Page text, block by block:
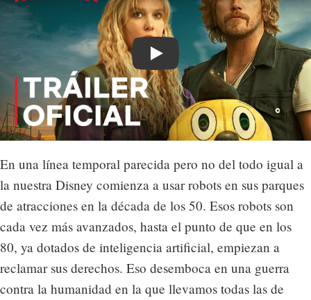
Play
En una línea temporal parecida pero no del todo igual a
la nuestra Disney comienza a usar robots en sus parques
de atracciones en la década de los 50. Esos robots son
cada vez más avanzados, hasta el punto de que en los
80, ya dotados de inteligencia artificial, empiezan a
reclamar sus derechos. Eso desemboca en una guerra
contra la humanidad en la que llevamos todas las de